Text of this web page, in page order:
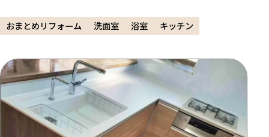
おまとめリフォーム 洗面室 浴室 キッチン